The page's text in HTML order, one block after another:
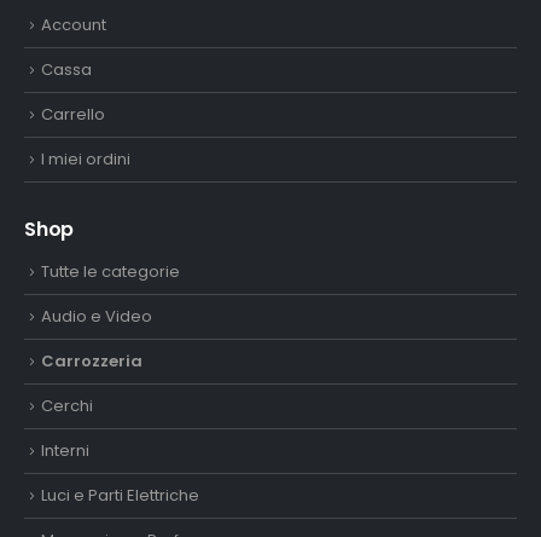
Account
Cassa
Carrello
I miei ordini
Shop
Tutte le categorie
Audio e Video
Carrozzeria
Cerchi
Interni
Luci e Parti Elettriche